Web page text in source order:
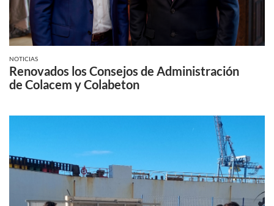
NOTICIAS
Renovados los Consejos de Administración
de Colacem y Colabeton